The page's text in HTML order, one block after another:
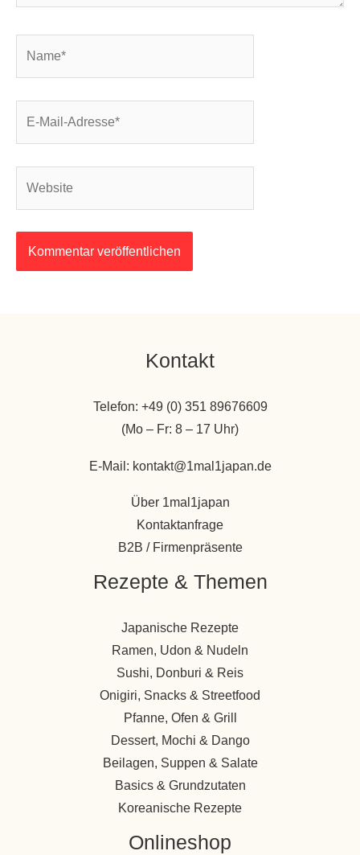
Kontakt
Telefon: +49 (0) 351 89676609
(Mo – Fr: 8 – 17 Uhr)
E-Mail: kontakt@1mal1japan.de
Über 1mal1japan
Kontaktanfrage
B2B / Firmenpräsente
Rezepte & Themen
Japanische Rezepte
Ramen, Udon & Nudeln
Sushi, Donburi & Reis
Onigiri, Snacks & Streetfood
Pfanne, Ofen & Grill
Dessert, Mochi & Dango
Beilagen, Suppen & Salate
Basics & Grundzutaten
Koreanische Rezepte
Onlineshop